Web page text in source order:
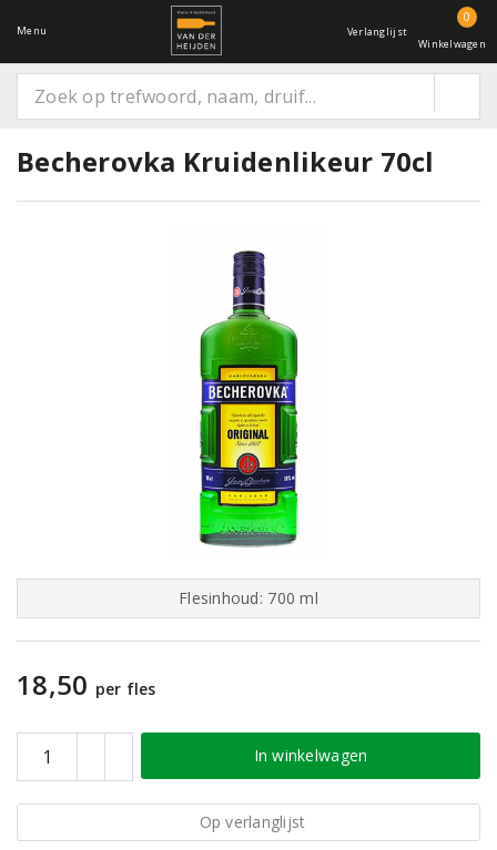
Menu Verlanglijst
0
Winkelwagen
Becherovka Kruidenlikeur 70cl
Flesinhoud: 700 ml
18,50 per fles
In winkelwagen
Op verlanglijst